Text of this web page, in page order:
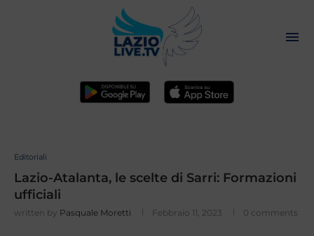
Editoriali
Lazio-Atalanta, le scelte di Sarri: Formazioni
ufficiali
written by Pasquale Moretti Febbraio 11, 2023 0 comments